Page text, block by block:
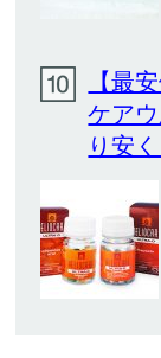
【最
ケア
り安